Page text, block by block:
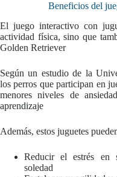
Beneficios del
El juego interactivo con
actividad física, sino que
Golden Retriever
Según un estudio de la
los perros que participan en
menores niveles de
aprendizaje
Además, estos juguetes
Reducir el estrés en
soledad